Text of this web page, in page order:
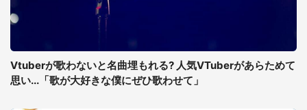
Vtuberが歌わないと名曲埋もれる? 人気VTuberがあらためて
思い...「歌が大好きな僕にぜひ歌わせて」